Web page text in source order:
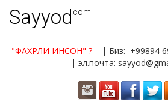
Sayyod.com
"ФАХРЛИ ИНСОН" ?
| Биз: +99894
| эл.почта: